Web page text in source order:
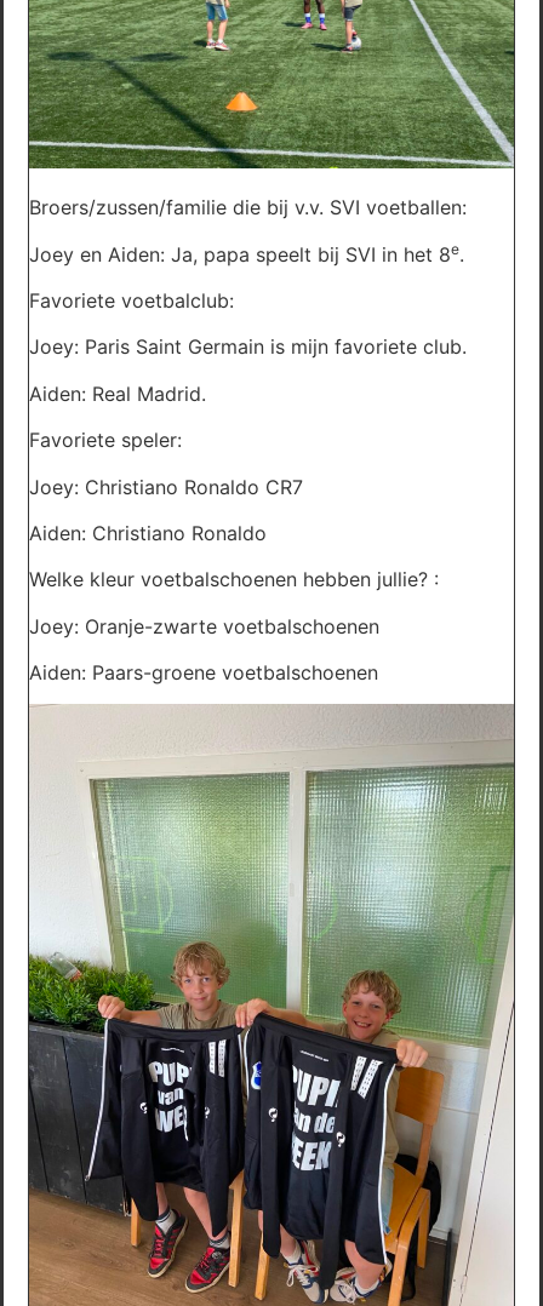
Broers/zussen/familie die bij v.v. SVI voetballen:
Joey en Aiden: Ja, papa speelt bij SVI in het 8e.
Favoriete voetbalclub:
Joey: Paris Saint Germain is mijn favoriete club.
Aiden: Real Madrid.
Favoriete speler:
Joey: Christiano Ronaldo CR7
Aiden: Christiano Ronaldo
Welke kleur voetbalschoenen hebben jullie? :
Joey: Oranje-zwarte voetbalschoenen
Aiden: Paars-groene voetbalschoenen